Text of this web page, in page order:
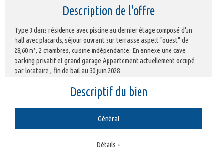
description de l'offre
Type 3 dans résidence avec piscine au dernier étage composé d'un
hall avec placards, séjour ouvrant sur terrasse aspect "ouest" de
28,60 m², 2 chambres, cuisine indépendante. En annexe une cave,
parking privatif et grand garage Appartement actuellement occupé
par locataire , fin de bail au 30 juin 2028
descriptif du bien
Général
Détails +